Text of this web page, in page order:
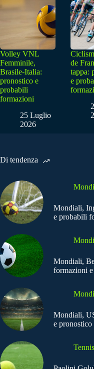
Volley VNL
Femminile,
Brasile-Italia:
pronostico e
probabili
formazioni
25 Luglio
2026
de
tappa:
e
Di tendenza
Mondiali,
e probabili
Mondiali,
formazioni
Mondiali,
e pronostico
Tennis